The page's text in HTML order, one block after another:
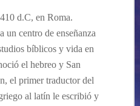
d.C, en Roma.
un centro de enseñanza
bíblicos y vida en
el hebreo y San
el primer traductor del
al latín le escribió y